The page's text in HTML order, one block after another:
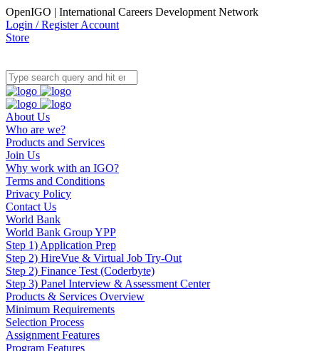
OpenIGO | International Careers Development Network
Login / Register Account
Store
About Us
Who are we?
Products and Services
Join Us
Why work with an IGO?
Terms and Conditions
Privacy Policy
Contact Us
World Bank
World Bank Group YPP
Step 1) Application Prep
Step 2) HireVue & Virtual Job Try-Out
Step 2) Finance Test (Coderbyte)
Step 3) Panel Interview & Assessment Center
Products & Services Overview
Minimum Requirements
Selection Process
Assignment Features
Program Features